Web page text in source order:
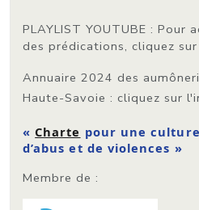
PLAYLIST YOUTUBE : Pour
des prédications, cliquez
Annuaire 2024 des
Haute-Savoie : cliquez sur
«Charte pour une
d’abus et de violences »
Membre de :